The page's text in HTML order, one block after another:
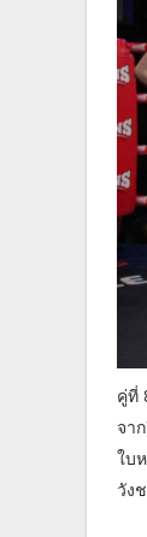
คู่ที่
จา
ใบ
วัง